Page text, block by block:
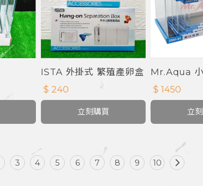
ISTA 外掛式 繁殖產卵盒
$ 240
立刻購買
Mr.Aqua
白缸
$ 1450
立
3 4 5 6 7 8 9 10